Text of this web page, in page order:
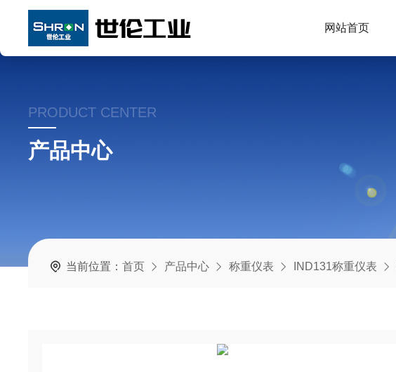
网站首页
PRODUCT CENTER
产品中心
当前位置：首页 产品中心 称重仪表 IND131称重仪表